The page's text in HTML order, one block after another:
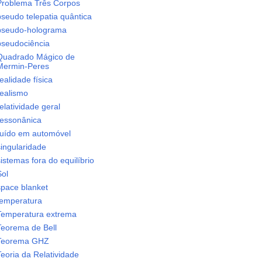
Três Corpos
telepatia quântica
holograma
Mágico de
Peres
física
geral
em automóvel
fora do equilíbrio
blanket
extrema
de Bell
GHZ
da Relatividade